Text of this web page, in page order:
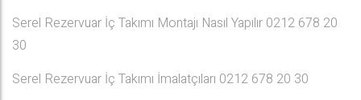
Serel Rezervuar İç Takımı Montajı Nasıl Yapılır 0212 678 20
30
Serel Rezervuar İç Takımı İmalatçıları 0212 678 20 30